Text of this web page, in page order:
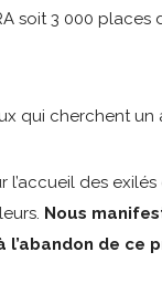
soit 3 000 places
qui cherchent un
des
Nous
l’abandon de ce